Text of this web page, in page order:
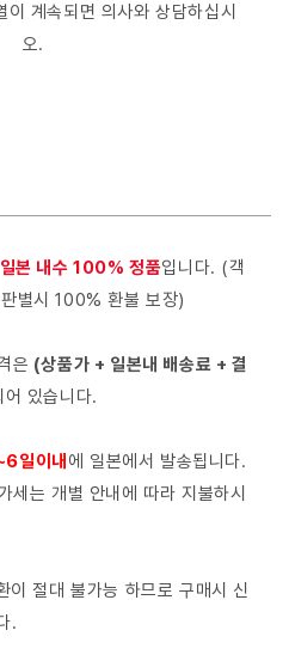
계속되면 의사와 상담하십시
오.
일본 내수 100% 정품입니다. (객
별시 100% 환불 보장)
은 (상품가 + 일본내 배송료 + 결
있습니다.
일이내 에 일본에서 발송됩니다.
세는 개별 안내에 따라 지불하시
절대 불가능 하므로 구매시 신
.